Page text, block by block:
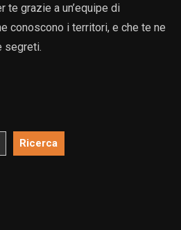
te grazie a un’equipe di
conoscono i territori, e che te ne
segreti.
Ricerca